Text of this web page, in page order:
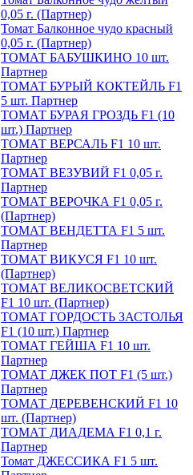
0,05 г. (Партнер)
Томат Балконное чудо красный
0,05 г. (Партнер)
ТОМАТ БАБУШКИНО 10 шт.
Партнер
ТОМАТ БУРЫЙ КОКТЕЙЛЬ F1
5 шт. Партнер
ТОМАТ БУРАЯ ГРОЗДЬ F1 (10
шт.) Партнер
ТОМАТ ВЕРСАЛЬ F1 10 шт.
Партнер
ТОМАТ ВЕЗУВИЙ F1 0,05 г.
Партнер
ТОМАТ ВЕРОЧКА F1 0,05 г.
(Партнер)
ТОМАТ ВЕНДЕТТА F1 5 шт.
Партнер
ТОМАТ ВИКУСЯ F1 10 шт.
(Партнер)
ТОМАТ ВЕЛИКОСВЕТСКИЙ
F1 10 шт. (Партнер)
ТОМАТ ГОРДОСТЬ ЗАСТОЛЬЯ
F1 (10 шт.) Партнер
ТОМАТ ГЕЙША F1 10 шт.
Партнер
ТОМАТ ДЖЕК ПОТ F1 (5 шт.)
Партнер
ТОМАТ ДЕРЕВЕНСКИЙ F1 10
шт. (Партнер)
ТОМАТ ДИАДЕМА F1 0,1 г.
Партнер
Томат ДЖЕССИКА F1 5 шт.